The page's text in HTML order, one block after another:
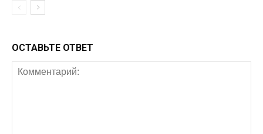
ОСТАВЬТЕ ОТВЕТ